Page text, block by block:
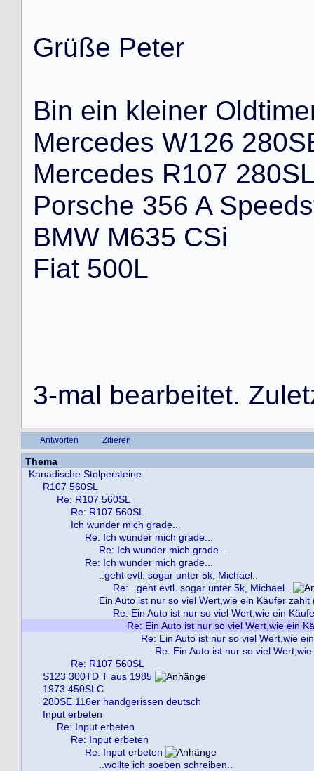
Grüße Peter
Bin ein kleiner Oldtime
Mercedes W126 280S
Mercedes R107 280S
Porsche 356 A Speeds
BMW M635 CSi
Fiat 500L
3-mal bearbeitet. Zulet
Antworten Zitieren
Thema
Kanadische Stolpersteine
R107 560SL
Re: R107 560SL
Re: R107 560SL
Ich wunder mich grade...
Re: Ich wunder mich grade...
Re: Ich wunder mich grade...
Re: Ich wunder mich grade...
..geht evtl. sogar unter 5k, Michael..
Re: ..geht evtl. sogar unter 5k, Michael..
Ein Auto ist nur so viel Wert,wie ein Käufer zahlt
Re: Ein Auto ist nur so viel Wert,wie ein
Re: Ein Auto ist nur so viel Wert,wie ein
Re: Ein Auto ist nur so viel Wert,wie
Re: Ein Auto ist nur so viel
Re: R107 560SL
S123 300TD T aus 1985
1973 450SLC
280SE 116er handgerissen deutsch
Input erbeten
Re: Input erbeten
Re: Input erbeten
Re: Input erbeten
..wollte ich soeben schreiben..